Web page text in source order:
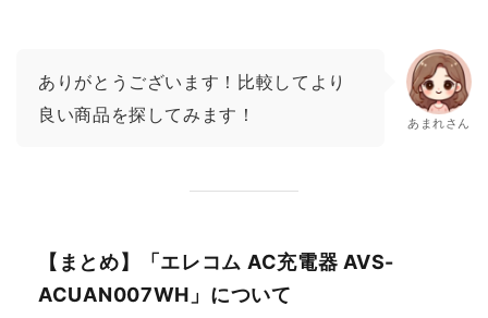
ありがとうございます！比較してより
良い商品を探してみます！
あまれさん
【まとめ】「エレコム AC充電器 AVS-
ACUAN007WH」について